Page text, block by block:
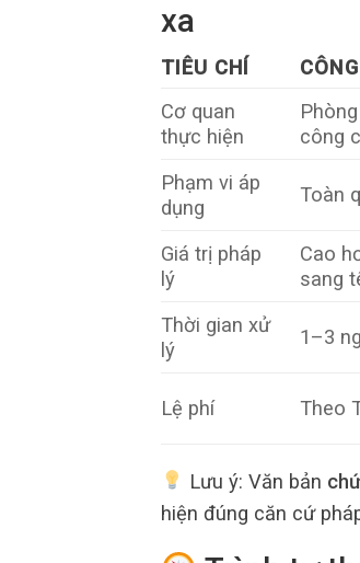
xa
TIÊU CHÍ
Cơ quan
thực hiện
công
Phạm vi áp
dụng
Toàn
Giá trị pháp
lý
Cao
sang
Thời gian xử
lý
1–3
Lệ phí Theo
Lưu ý: Văn bản
hiện đúng căn cứ